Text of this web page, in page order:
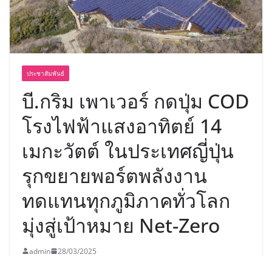
ประชาสัมพันธ์
บี.กริม เพาเวอร์ กดปุ่ม COD
โรงไฟฟ้าแสงอาทิตย์ 14
เมกะวัตต์ ในประเทศญี่ปุ่น
รุกขยายพอร์ตพลังงาน
ทดแทนทุกภูมิภาคทั่วโลก
มุ่งสู่เป้าหมาย Net-Zero
admin 28/03/2025